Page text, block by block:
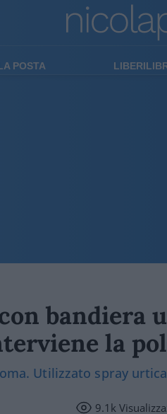
POSTA
bandiera
la
Utilizzato spray
9.1k